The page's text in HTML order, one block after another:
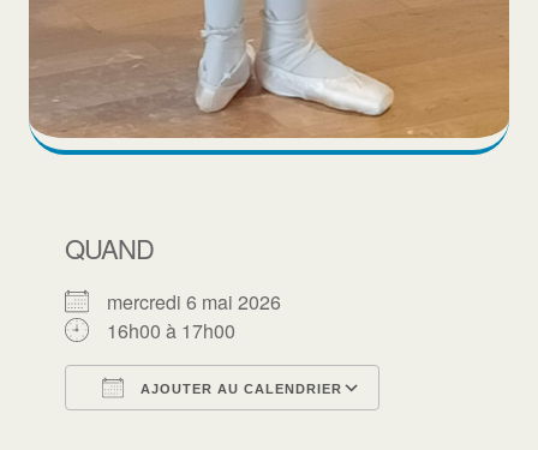
QUAND
mercredi 6 mai 2026
16h00 à 17h00
AJOUTER AU CALENDRIER